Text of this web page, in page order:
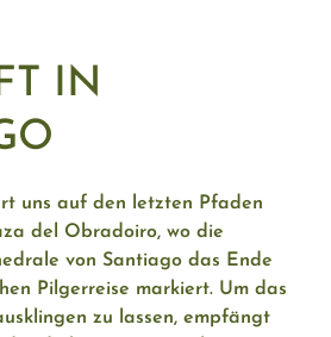
IN
uns auf den letzten Pfaden
del Obradoiro, wo die
von Santiago das Ende
Pilgerreise markiert. Um das
zu lassen, empfängt